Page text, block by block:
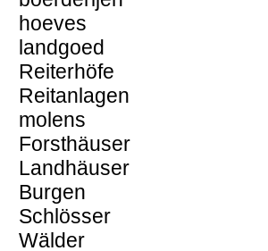
hoeves
landgoed
Reiterhöfe
Reitanlagen
molens
Forsthäuser
Landhäuser
Burgen
Schlösser
Wälder